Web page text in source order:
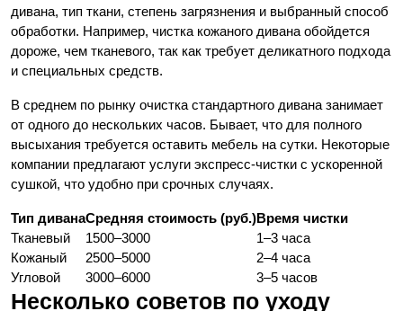
дивана, тип ткани, степень загрязнения и выбранный способ
обработки. Например, чистка кожаного дивана обойдется
дороже, чем тканевого, так как требует деликатного подхода
и специальных средств.
В среднем по рынку очистка стандартного дивана занимает
от одного до нескольких часов. Бывает, что для полного
высыхания требуется оставить мебель на сутки. Некоторые
компании предлагают услуги экспресс-чистки с ускоренной
сушкой, что удобно при срочных случаях.
Тип диванаСредняя стоимость (руб.)Время чистки
Тканевый
1500–3000
1–3 часа
Кожаный
2500–5000
2–4 часа
Угловой
3000–6000 3–5 часов
Несколько советов по уходу